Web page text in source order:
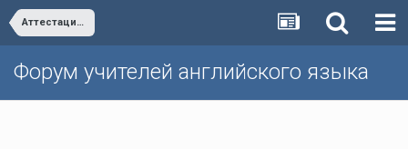
Аттестация и повышение квалификации учителей
Форум учителей английского языка